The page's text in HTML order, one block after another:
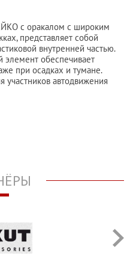
с оракалом с широким
представляет собой
внутренней частью.
обеспечивает
при осадках и тумане.
автодвижения